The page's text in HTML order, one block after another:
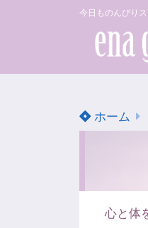
今日ものんびり
ホーム
心と体